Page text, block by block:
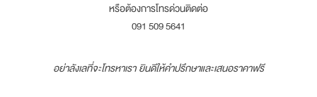
หรือต้องการโทรด่วนติดต่อ
091 509 5641
อย่าลังเลที่จะโทรหาเรา ยินดีให้คำปรึกษาและเสนอราคาฟรี